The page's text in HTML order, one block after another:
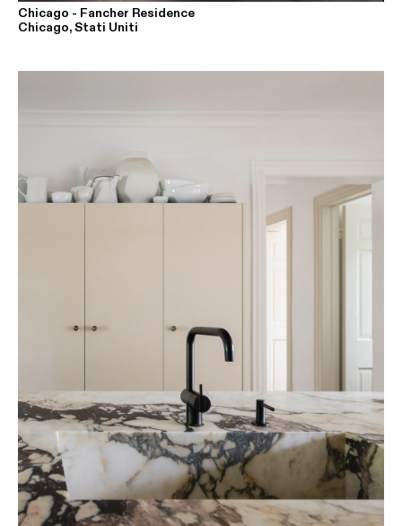
Chicago - Fancher Residence
Chicago, Stati Uniti